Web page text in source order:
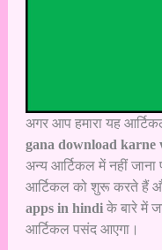
अगर आप हमारा यह
gana download karne
अन्य आर्टिकल में नहीं जाना
आर्टिकल को शुरू करते हैं
apps in hindiके बारे में
आर्टिकल पसंद आएगा।